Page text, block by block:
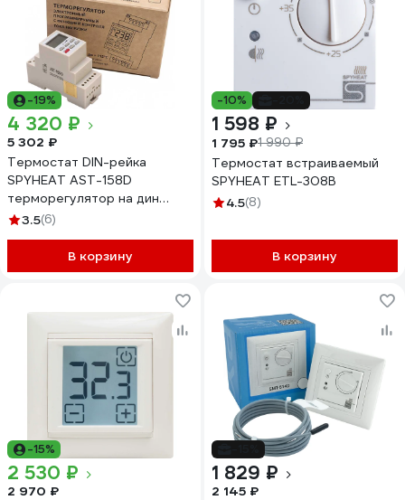
-19%
4 320 ₽
5 302 ₽
Термостат DIN-рейка
SPYHEAT AST-158D
терморегулятор на дин
программируемый
3.5(6)
В корзину
-10%
1 598 ₽
1 795 ₽1 990 ₽
Термостат встраиваемый
SPYHEAT ETL-308B
4.5(8)
В корзину
-15%
2 530 ₽
2 970 ₽
1 829 ₽
2 145 ₽